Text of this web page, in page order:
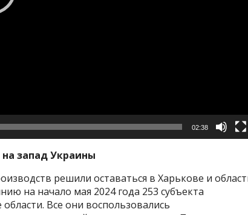
02:38
запад Украины
решили оставаться в Харькове и
на начало мая 2024 года 253 субъекта
Все они воспользовались